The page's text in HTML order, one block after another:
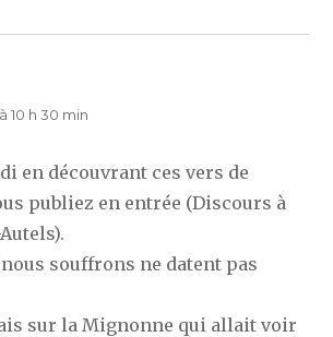
10 h 30 min
en découvrant ces vers de
publiez en entrée (Discours à
souffrons ne datent pas
sur la Mignonne qui allait voir